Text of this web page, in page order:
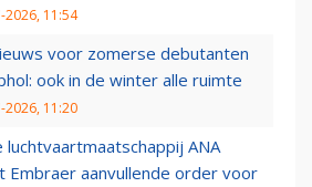
2026, 11:54
voor zomerse debutanten
ook in de winter alle ruimte
2026, 11:20
luchtvaartmaatschappij ANA
Embraer aanvullende order voor